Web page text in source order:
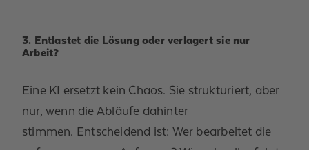
3. Entlastet die Lösung oder verlagert sie nur
Arbeit?
Eine KI ersetzt kein Chaos. Sie strukturiert, aber
nur, wenn die Abläufe dahinter
stimmen. Entscheidend ist: Wer bearbeitet die